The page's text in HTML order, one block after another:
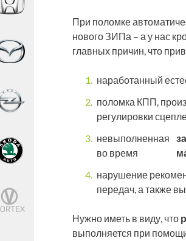
При поломке
нового ЗИПа – а у нас
главных причин, что
наработанный
поломка КПП,
регулировки
невыполненная
во время
нарушение
передач, а также
Нужно иметь в виду, что
выполняется при